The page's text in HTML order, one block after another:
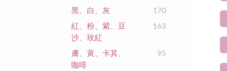
黑、白、灰
170
紅、粉、紫、豆
沙、玫紅
163
膚、黃、卡其、
咖啡
95